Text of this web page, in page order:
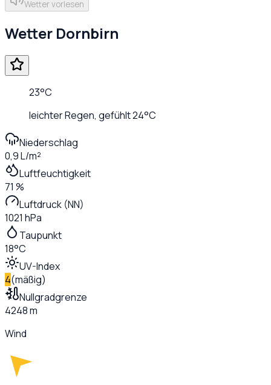
Wetter vorlesen
Wetter Dornbirn
23°C
leichter Regen, gefühlt24°C
Niederschlag
0,9 L/m²
Luftfeuchtigkeit
71 %
Luftdruck (NN)
1021 hPa
Taupunkt
18°C
UV-Index
4(mäßig)
Nullgradgrenze
4248 m
Wind